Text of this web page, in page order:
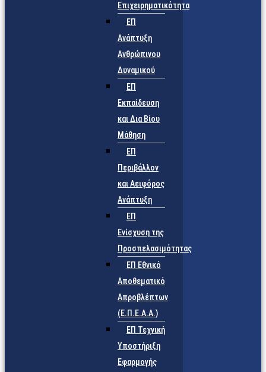
Επιχειρηματικότητα
ΕΠ
Ανάπτυξη
Ανθρώπινου
Δυναμικού
ΕΠ
Εκπαίδευση
και Δια Βίου
Μάθηση
ΕΠ
Περιβάλλον
και Αειφόρος
Ανάπτυξη
ΕΠ
Ενίσχυση της
Προσπελασιμότητας
ΕΠ Εθνικό
Αποθεματικό
Απροβλέπτων
(Ε.Π.Ε.Α.Α.)
ΕΠ Τεχνική
Υποστήριξη
Εφαρμογής